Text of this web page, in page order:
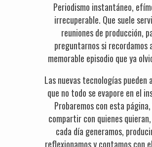
Periodismo instantáneo,
irrecuperable. Que suele
reuniones de producción,
preguntarnos si recordamos
memorable episodio que ya
Las nuevas tecnologías pueden
que no todo se evapore en el
Probaremos con esta
compartir con quienes
cada día generamos,
reflexionamos y contamos con